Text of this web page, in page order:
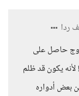
ردا
حاصل على
يكون قد ظلم
بعض أدواره